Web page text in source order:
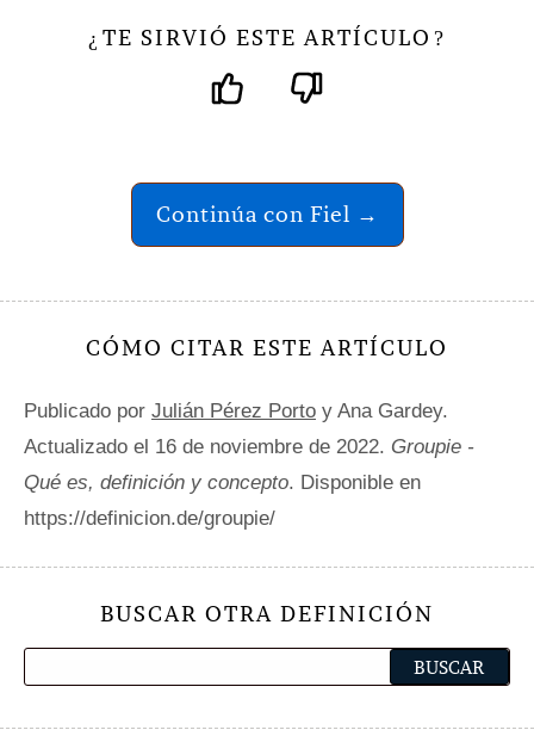
¿ TE SIRVIÓ ESTE ARTÍCULO ?
Continúa con Fiel →
CÓMO CITAR ESTE ARTÍCULO
Publicado por Julián Pérez Porto y Ana Gardey.
Actualizado el 16 de noviembre de 2022. Groupie -
Qué es, definición y concepto. Disponible en
https://definicion.de/groupie/
BUSCAR OTRA DEFINICIÓN